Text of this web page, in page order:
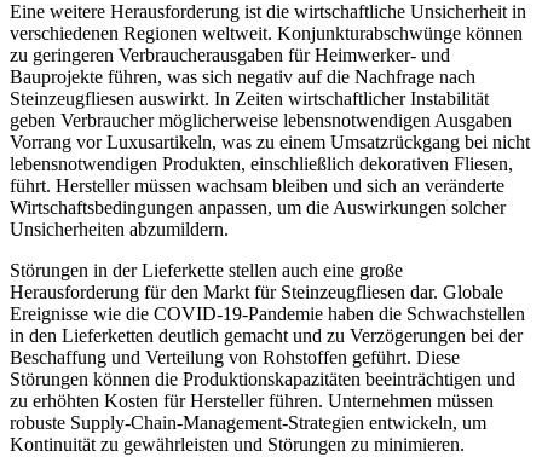
Eine weitere Herausforderung ist die wirtschaftliche Unsicherheit in
verschiedenen Regionen weltweit. Konjunkturabschwünge können
zu geringeren Verbraucherausgaben für Heimwerker- und
Bauprojekte führen, was sich negativ auf die Nachfrage nach
Steinzeugfliesen auswirkt. In Zeiten wirtschaftlicher Instabilität
geben Verbraucher möglicherweise lebensnotwendigen Ausgaben
Vorrang vor Luxusartikeln, was zu einem Umsatzrückgang bei nicht
lebensnotwendigen Produkten, einschließlich dekorativen Fliesen,
führt. Hersteller müssen wachsam bleiben und sich an veränderte
Wirtschaftsbedingungen anpassen, um die Auswirkungen solcher
Unsicherheiten abzumildern.
Störungen in der Lieferkette stellen auch eine große
Herausforderung für den Markt für Steinzeugfliesen dar. Globale
Ereignisse wie die COVID-19-Pandemie haben die Schwachstellen
in den Lieferketten deutlich gemacht und zu Verzögerungen bei der
Beschaffung und Verteilung von Rohstoffen geführt. Diese
Störungen können die Produktionskapazitäten beeinträchtigen und
zu erhöhten Kosten für Hersteller führen. Unternehmen müssen
robuste Supply-Chain-Management-Strategien entwickeln, um
Kontinuität zu gewährleisten und Störungen zu minimieren.